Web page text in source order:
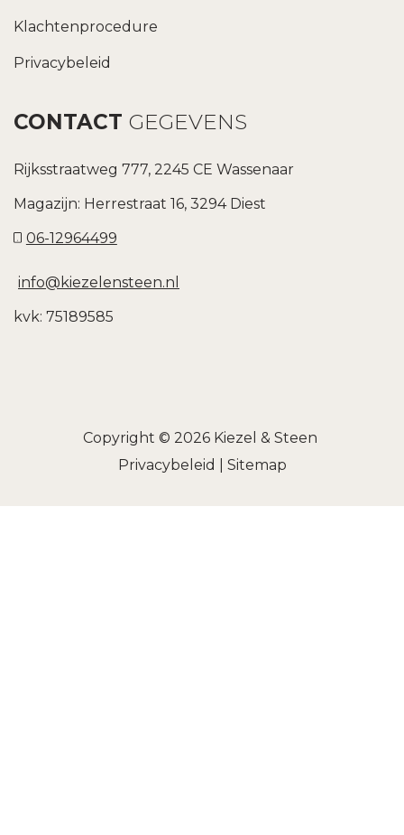
Klachtenprocedure
Privacybeleid
CONTACT GEGEVENS
Rijksstraatweg 777, 2245 CE Wassenaar
Magazijn: Herrestraat 16, 3294 Diest
06-12964499
info@kiezelensteen.nl
kvk: 75189585
Copyright © 2026 Kiezel & Steen
Privacybeleid
Sitemap